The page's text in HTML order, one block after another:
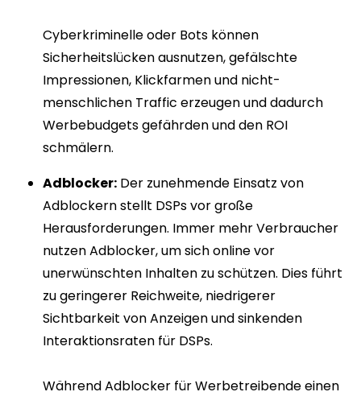
Cyberkriminelle oder Bots können
Sicherheitslücken ausnutzen, gefälschte
Impressionen, Klickfarmen und nicht-
menschlichen Traffic erzeugen und dadurch
Werbebudgets gefährden und den ROI
schmälern.
Adblocker: Der zunehmende Einsatz von
Adblockern stellt DSPs vor große
Herausforderungen. Immer mehr Verbraucher
nutzen Adblocker, um sich online vor
unerwünschten Inhalten zu schützen. Dies führt
zu geringerer Reichweite, niedrigerer
Sichtbarkeit von Anzeigen und sinkenden
Interaktionsraten für DSPs.
Während Adblocker für Werbetreibende einen